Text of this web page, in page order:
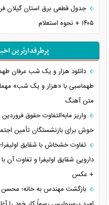
۱۴۰۵ + نحوه استعلام
پرطرفدارترین
دانلود هزار و یک شب عرفان
طهماسبی با «هزار و یک شب»
متن آهنگ
خوش برای بازنشستگان تأمین
تفاوت خشخاش با شقایق اولیفرا؛
دارویی شقایق اولیفرا و تفاوت
+ عکس
بازگشت مهندس به خانه؛ محسن